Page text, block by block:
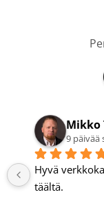
Petri
10
Tosi hyvä